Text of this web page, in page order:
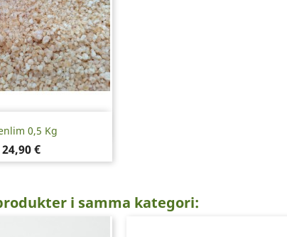
0,5 Kg
Pris
24,90 €
Snabbvy
i samma kategori: